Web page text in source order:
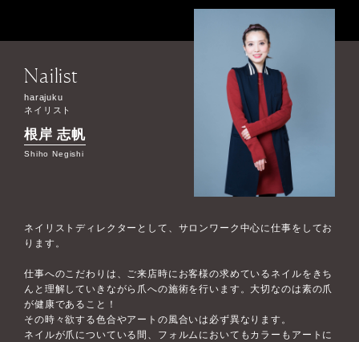
Nailist
harajuku
ネイリスト
根岸 志帆
Shiho Negishi
ネイリストディレクターとして、サロンワーク中心に仕事をしてお
ります。
仕事へのこだわりは、ご来店時にお客様の求めているネイルをきち
んと理解していきながら爪への施術を行います。大切なのは素の爪
が健康であること！
その時々欲する色合やアートの風合いは必ず異なります。
ネイルが爪についている間、フォルムにおいてもカラーもアートに